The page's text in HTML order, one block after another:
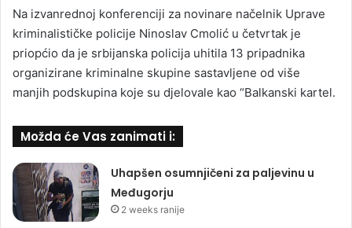
Na izvanrednoj konferenciji za novinare načelnik Uprave
kriminalističke policije Ninoslav Cmolić u četvrtak je
priopćio da je srbijanska policija uhitila 13 pripadnika
organizirane kriminalne skupine sastavljene od više
manjih podskupina koje su djelovale kao “Balkanski kartel.
Možda će Vas zanimati i:
Uhapšen osumnjičeni za paljevinu u
Međugorju
2 weeks ranije